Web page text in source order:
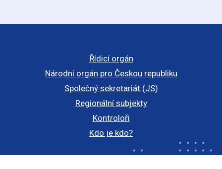
Řídicí orgán
Národní orgán pro Českou republiku
Společný sekretariát (JS)
Regionální subjekty
Kontroloři
Kdo je kdo?